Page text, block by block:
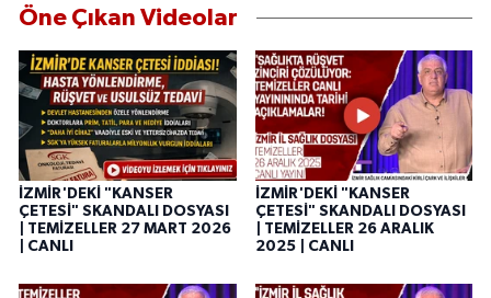
Öne Çıkan Videolar
İZMİR'DEKİ "KANSER
ÇETESİ" SKANDALI DOSYASI
| TEMİZELLER 27 MART 2026
| CANLI
İZMİR'DEKİ "KANSER
ÇETESİ" SKANDALI DOSYASI
| TEMİZELLER 26 ARALIK
2025 | CANLI